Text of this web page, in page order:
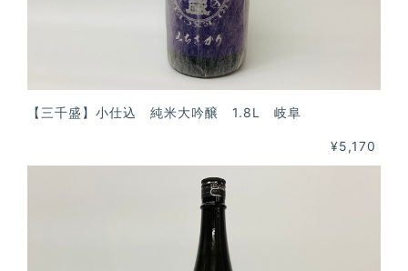
【三千盛】小仕込 純米大吟醸 1.8L 岐阜
¥5,170